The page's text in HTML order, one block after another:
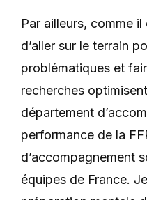
Par ailleurs, comme
d’aller sur le terrain
problématiques et
recherches
département
performance de la
d’accompagnement
équipes de France.